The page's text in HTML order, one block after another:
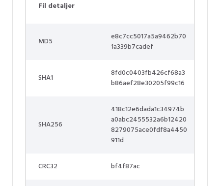
Fil detaljer
MD5
e8c7cc5017a5a9462b70
1a339b7cadef
SHA1
8fd0c0403fb426cf68a3
b86aef28e30205f99c16
SHA256
418c12e6dada1c34974b
a0abc2455532a6b12420
8279075ace0fdf8a4450
911d
CRC32 bf4f87ac